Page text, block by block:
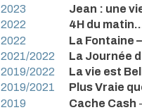
2023
Jean : une
2022
4H du
2022
La Fontaine
2021/2022
La Journée
2019/2022
La vie est
2019/2021
Plus Vraie
2019
Cache Cash